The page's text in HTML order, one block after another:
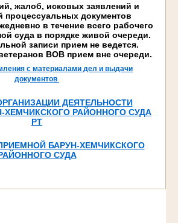
жалоб, исковых заявлений и
процессуальных документов
в течение всего рабочего
суда в порядке живой очереди.
записи прием не ведется.
ВОВ прием вне очереди.
с материалами дел и выдачи
документов
ДЕЯТЕЛЬНОСТИ
ХЕМЧИКСКОГО РАЙОННОГО СУДА
РТ
БАРУН-ХЕМЧИКСКОГО
СУДА